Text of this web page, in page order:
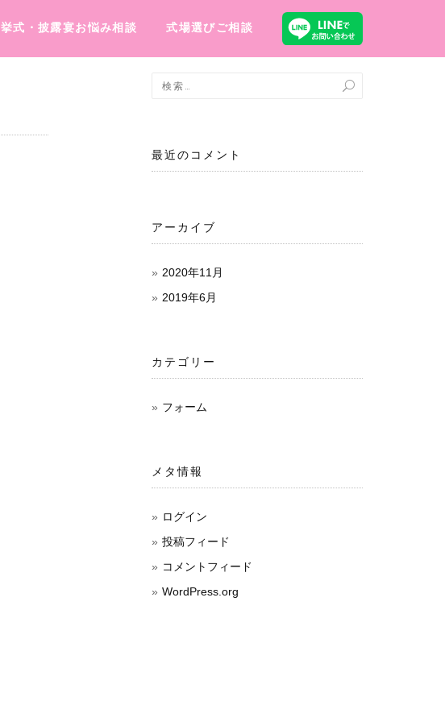
挙式・披露宴お悩み相談 式場選びご相談
最近のコメント
アーカイブ
2020年11月
2019年6月
カテゴリー
フォーム
メタ情報
ログイン
投稿フィード
コメントフィード
WordPress.org